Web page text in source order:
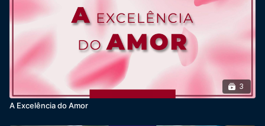
3
A Excelência do Amor